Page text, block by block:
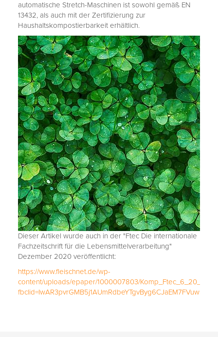
automatische Stretch-Maschinen ist sowohl gemäß EN
13432, als auch mit der Zertifizierung zur
Haushaltskompostierbarkeit erhältlich.
Dieser Artikel wurde auch in der "Ftec Die internationale
Fachzeitschrift für die Lebensmittelverarbeitung"
Dezember 2020 veröffentlicht:
https://www.fleischnet.de/wp-
content/uploads/epaper/1000007803/